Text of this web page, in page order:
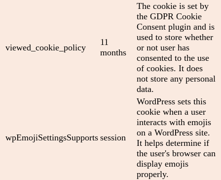
viewed_cookie_policy
11
months
The cookie is set by
the GDPR Cookie
Consent plugin and is
used to store whether
or not user has
consented to the use
of cookies. It does
not store any personal
data.
wpEmojiSettingsSupports session
WordPress sets this
cookie when a user
interacts with emojis
on a WordPress site.
It helps determine if
the user's browser can
display emojis
properly.